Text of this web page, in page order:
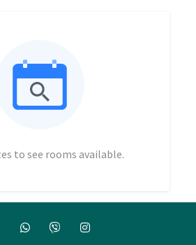
to see rooms available.